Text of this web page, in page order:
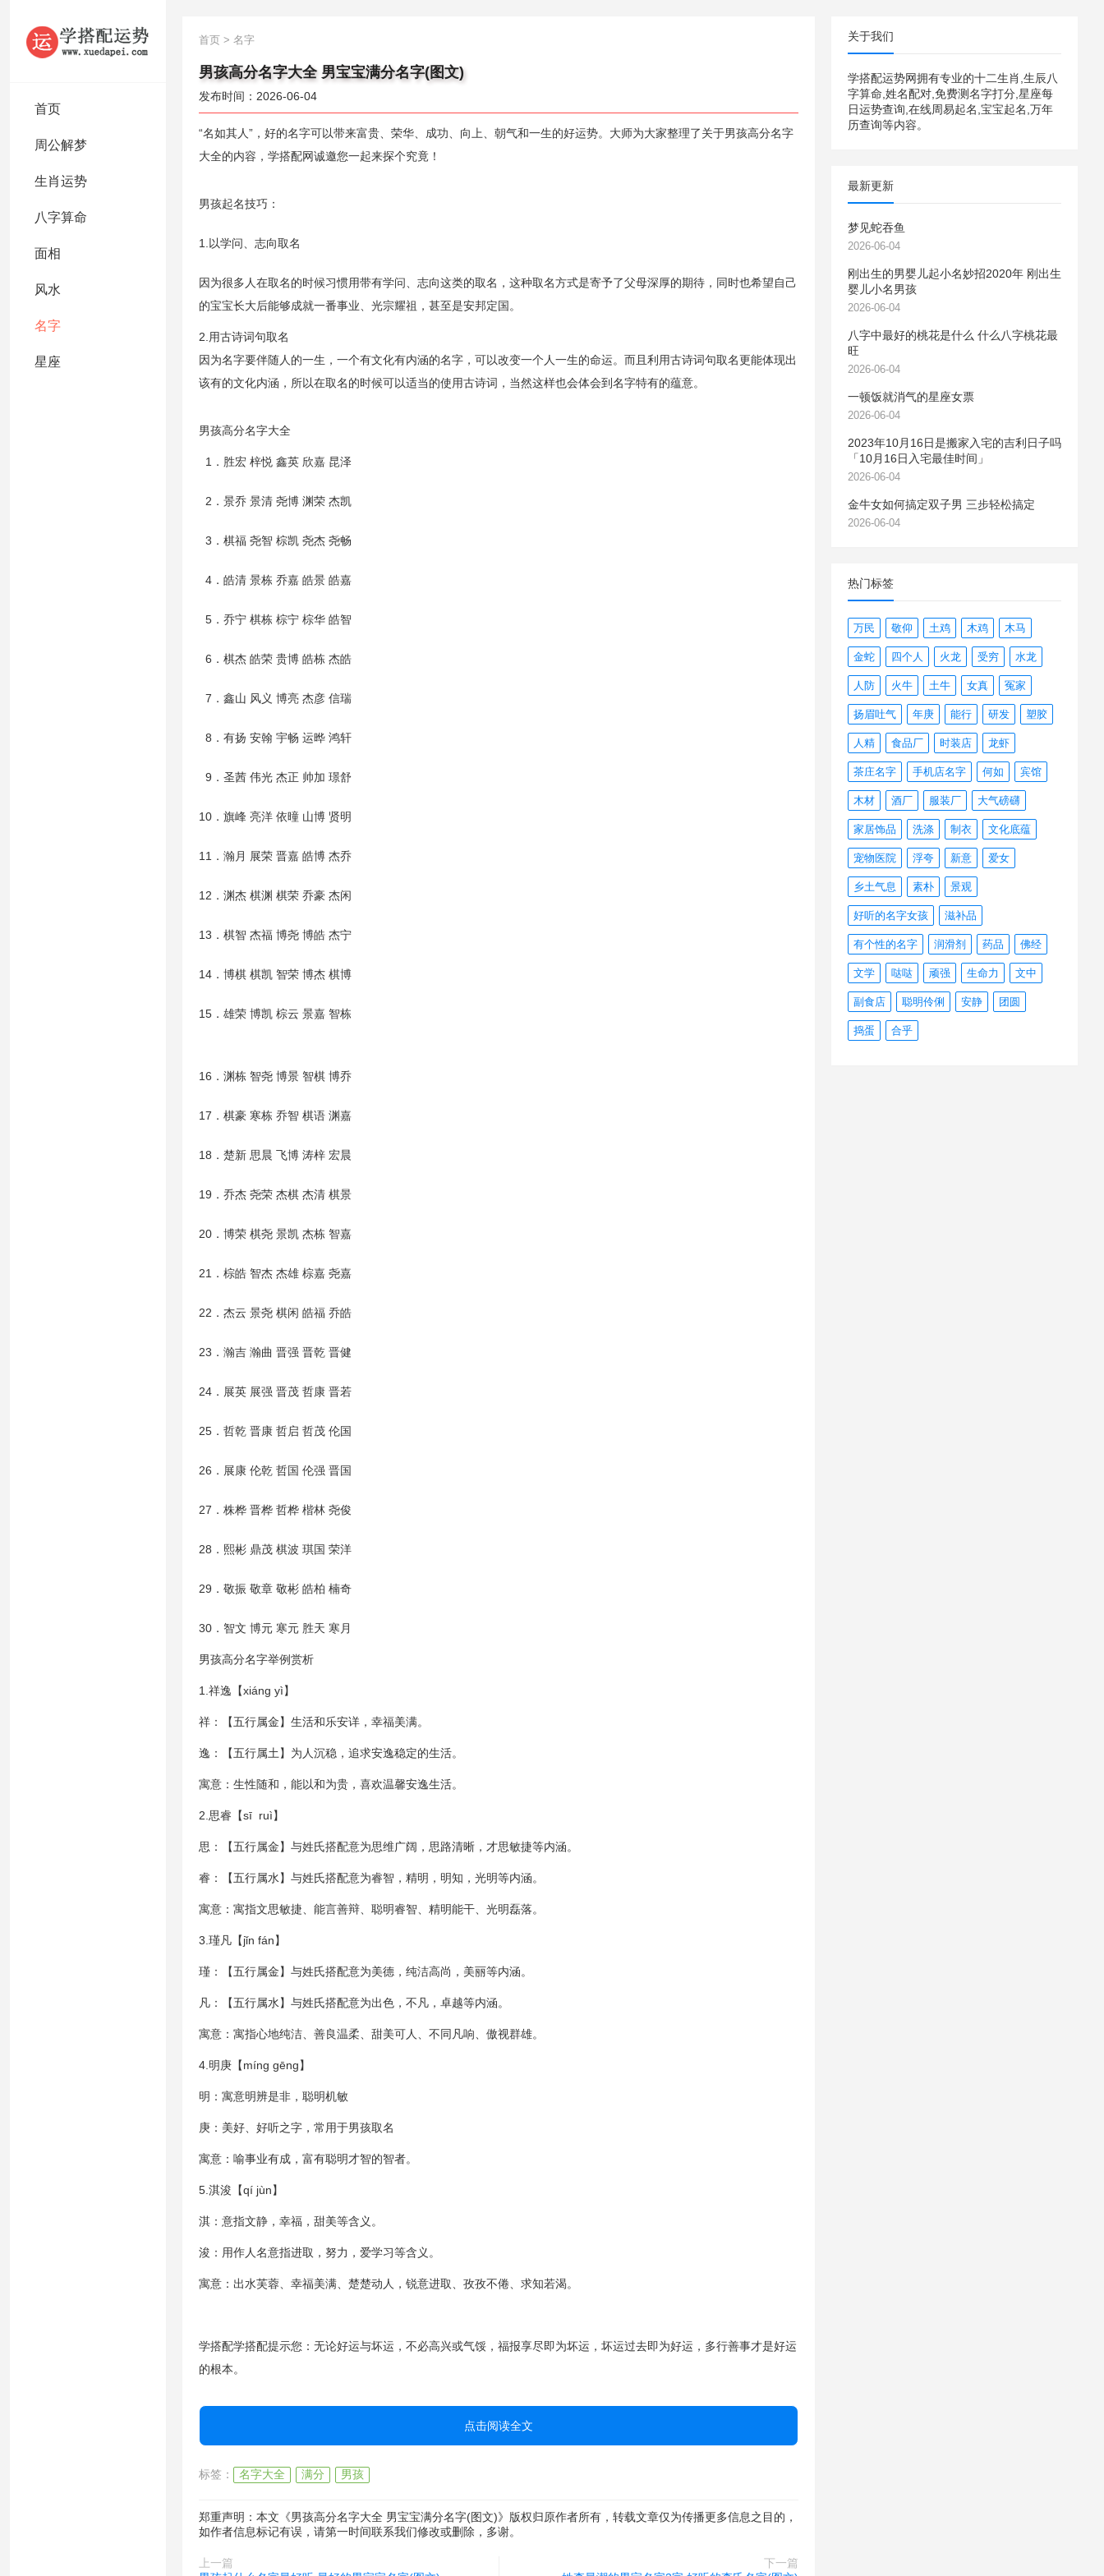
首页
周公解梦
生肖运势
八字算命
面相
风水
名字
星座
首页 > 名字
男孩高分名字大全 男宝宝满分名字(图文)
发布时间：2026-06-04
“名如其人”，好的名字可以带来富贵、荣华、成功、向上、朝气和一生的好运势。大师为大家整理了关于男孩高分名字
大全的内容，学搭配网诚邀您一起来探个究竟！
男孩起名技巧：
1.以学问、志向取名
因为很多人在取名的时候习惯用带有学问、志向这类的取名，这种取名方式是寄予了父母深厚的期待，同时也希望自己
的宝宝长大后能够成就一番事业、光宗耀祖，甚至是安邦定国。
2.用古诗词句取名
因为名字要伴随人的一生，一个有文化有内涵的名字，可以改变一个人一生的命运。而且利用古诗词句取名更能体现出
该有的文化内涵，所以在取名的时候可以适当的使用古诗词，当然这样也会体会到名字特有的蕴意。
男孩高分名字大全
1．胜宏 梓悦 鑫英 欣嘉 昆泽
2．景乔 景清 尧博 渊荣 杰凯
3．棋福 尧智 棕凯 尧杰 尧畅
4．皓清 景栋 乔嘉 皓景 皓嘉
5．乔宁 棋栋 棕宁 棕华 皓智
6．棋杰 皓荣 贵博 皓栋 杰皓
7．鑫山 风义 博亮 杰彦 信瑞
8．有扬 安翰 宇畅 运晔 鸿轩
9．圣茜 伟光 杰正 帅加 璟舒
10．旗峰 亮洋 依曈 山博 贤明
11．瀚月 展荣 晋嘉 皓博 杰乔
12．渊杰 棋渊 棋荣 乔豪 杰闲
13．棋智 杰福 博尧 博皓 杰宁
14．博棋 棋凯 智荣 博杰 棋博
15．雄荣 博凯 棕云 景嘉 智栋
16．渊栋 智尧 博景 智棋 博乔
17．棋豪 寒栋 乔智 棋语 渊嘉
18．楚新 思晨 飞博 涛梓 宏晨
19．乔杰 尧荣 杰棋 杰清 棋景
20．博荣 棋尧 景凯 杰栋 智嘉
21．棕皓 智杰 杰雄 棕嘉 尧嘉
22．杰云 景尧 棋闲 皓福 乔皓
23．瀚吉 瀚曲 晋强 晋乾 晋健
24．展英 展强 晋茂 哲康 晋若
25．哲乾 晋康 哲启 哲茂 伦国
26．展康 伦乾 哲国 伦强 晋国
27．株桦 晋桦 哲桦 楷林 尧俊
28．熙彬 鼎茂 棋波 琪国 荣洋
29．敬振 敬章 敬彬 皓柏 楠奇
30．智文 博元 寒元 胜天 寒月
男孩高分名字举例赏析
1.祥逸【xiáng yì】
祥：【五行属金】生活和乐安详，幸福美满。
逸：【五行属土】为人沉稳，追求安逸稳定的生活。
寓意：生性随和，能以和为贵，喜欢温馨安逸生活。
2.思睿【sī ruì】
思：【五行属金】与姓氏搭配意为思维广阔，思路清晰，才思敏捷等内涵。
睿：【五行属水】与姓氏搭配意为睿智，精明，明知，光明等内涵。
寓意：寓指文思敏捷、能言善辩、聪明睿智、精明能干、光明磊落。
3.瑾凡【jǐn fán】
瑾：【五行属金】与姓氏搭配意为美德，纯洁高尚，美丽等内涵。
凡：【五行属水】与姓氏搭配意为出色，不凡，卓越等内涵。
寓意：寓指心地纯洁、善良温柔、甜美可人、不同凡响、傲视群雄。
4.明庚【míng gēng】
明：寓意明辨是非，聪明机敏
庚：美好、好听之字，常用于男孩取名
寓意：喻事业有成，富有聪明才智的智者。
5.淇浚【qí jùn】
淇：意指文静，幸福，甜美等含义。
浚：用作人名意指进取，努力，爱学习等含义。
寓意：出水芙蓉、幸福美满、楚楚动人，锐意进取、孜孜不倦、求知若渴。
学搭配学搭配提示您：无论好运与坏运，不必高兴或气馁，福报享尽即为坏运，坏运过去即为好运，多行善事才是好运
的根本。
点击阅读全文
标签： 名字大全 满分 男孩
郑重声明：本文《男孩高分名字大全 男宝宝满分名字(图文)》版权归原作者所有，转载文章仅为传播更多信息之目的，
如作者信息标记有误，请第一时间联系我们修改或删除，多谢。
上一篇
下一篇
关于我们
学搭配运势网拥有专业的十二生肖,生辰八
字算命,姓名配对,免费测名字打分,星座每
日运势查询,在线周易起名,宝宝起名,万年
历查询等内容。
最新更新
梦见蛇吞鱼
2026-06-04
刚出生的男婴儿起小名妙招2020年 刚出生
婴儿小名男孩
2026-06-04
八字中最好的桃花是什么 什么八字桃花最
旺
2026-06-04
一顿饭就消气的星座女票
2026-06-04
2023年10月16日是搬家入宅的吉利日子吗
「10月16日入宅最佳时间」
2026-06-04
金牛女如何搞定双子男 三步轻松搞定
2026-06-04
热门标签
万民 敬仰 土鸡 木鸡 木马
金蛇 四个人 火龙 受穷 水龙
人防 火牛 土牛 女真 冤家
扬眉吐气 年庚 能行 研发 塑胶
人精 食品厂 时装店 龙虾
茶庄名字 手机店名字 何如 宾馆
木材 酒厂 服装厂 大气磅礴
家居饰品 洗涤 制衣 文化底蕴
宠物医院 浮夸 新意 爱女
乡土气息 素朴 景观
好听的名字女孩 滋补品
有个性的名字 润滑剂 药品 佛经
文学 哒哒 顽强 生命力 文中
副食店 聪明伶俐 安静 团圆
捣蛋 合乎